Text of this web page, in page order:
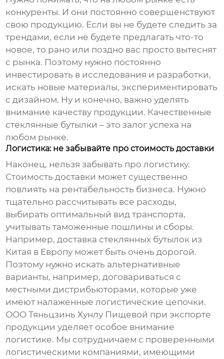
конкуренты. И они постоянно совершенствуют
свою продукцию. Если вы не будете следить за
трендами, если не будете предлагать что-то
новое, то рано или поздно вас просто вытеснят
с рынка. Поэтому нужно постоянно
инвестировать в исследования и разработки,
искать новые материалы, экспериментировать
с дизайном. Ну и конечно, важно уделять
внимание качеству продукции. Качественные
стеклянные бутылки – это залог успеха на
любом рынке.
Логистика: не забывайте про стоимость доставки
Наконец, нельзя забывать про логистику.
Стоимость доставки может существенно
повлиять на рентабельность бизнеса. Нужно
тщательно рассчитывать все расходы,
выбирать оптимальный вид транспорта,
учитывать таможенные пошлины и сборы.
Например, доставка стеклянных бутылок из
Китая в Европу может быть очень дорогой.
Поэтому нужно искать альтернативные
варианты, например, договариваться с
местными дистрибьюторами, которые уже
имеют налаженные логистические цепочки.
ООО Тяньцзинь Хунлу Пищевой при экспорте
продукции уделяет особое внимание
логистике. Мы сотрудничаем с проверенными
логистическими компаниями, имеющими